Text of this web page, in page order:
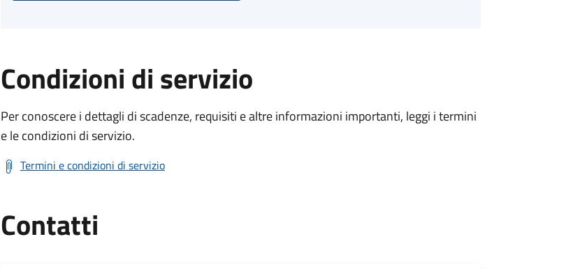
Condizioni di servizio
Per conoscere i dettagli di scadenze, requisiti e altre informazioni importanti, leggi i termini
e le condizioni di servizio.
Termini e condizioni di servizio
Contatti